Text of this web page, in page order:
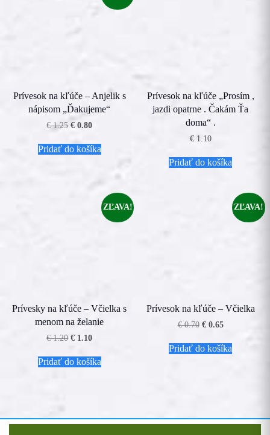
Prívesok na kľúče – Anjelik s
nápisom „Ďakujeme“
€1.25 Pôvodná
bola:
€ 1.25.
€ 0.80Aktuálna
je:
€ 0.80.
Pridať do košíka
Prívesok na kľúče „Prosím ,
jazdi opatrne . Čakám Ťa
doma“ .
€1.10
Pridať do košíka
ZĽAVA!
Prívesky na kľúče – Včielka s
menom na želanie
€1.20 Pôvodná
bola:
€ 1.20.
€ 1.10Aktuálna
je:
€ 1.10.
Pridať do košíka
ZĽAVA!
Prívesok na kľúče – Včielka
€0.70 Pôvodná
bola:
€ 0.70.
€0.65Aktuálna
je:
€ 0.65.
Pridať do košíka